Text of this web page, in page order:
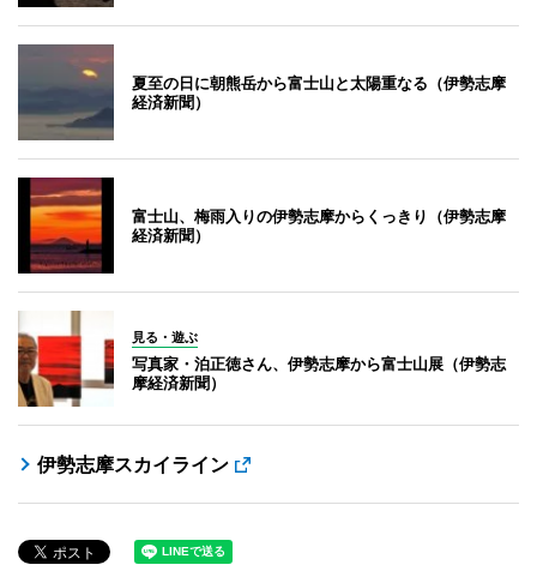
夏至の日に朝熊岳から富士山と太陽重なる（伊勢志摩
経済新聞）
富士山、梅雨入りの伊勢志摩からくっきり（伊勢志摩
経済新聞）
見る・遊ぶ
写真家・泊正徳さん、伊勢志摩から富士山展（伊勢志
摩経済新聞）
伊勢志摩スカイライン